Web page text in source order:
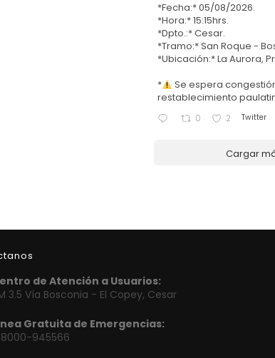
*Fecha:* 05/08/2026.
*Hora:* 15:15hrs.
*Dpto.:* Cesar.
*Tramo:* San Roque -
*Ubicación:* La Aurora,
*
Se espera
restablecimiento
0 2 Twitter
Cargar
de Atención a Usuarios:
3.5 Vía Bosconia - El Copey, Cesar
Gratuita de Emergencias:
945566